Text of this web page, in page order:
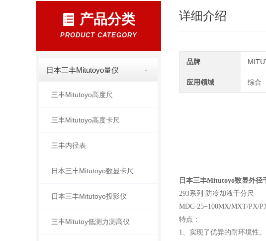
产品分类
PRODUCT CATEGORY
日本三丰Mitutoyo量仪
三丰Mitutoyo高度尺
三丰Mitutoyo高度卡尺
三丰内径表
日本三丰Mitutoyo数显卡尺
日本三丰Mitutoyo投影仪
三丰Mitutoy低测力测高仪
详细介绍
品牌
应用领域 综合
日本三丰Mitutoyo数显外径
293系列 防冷却液千分尺
MDC-25 ̶ 100MX/MXT/PX/
特点：
1、实现了优异的耐环境性。